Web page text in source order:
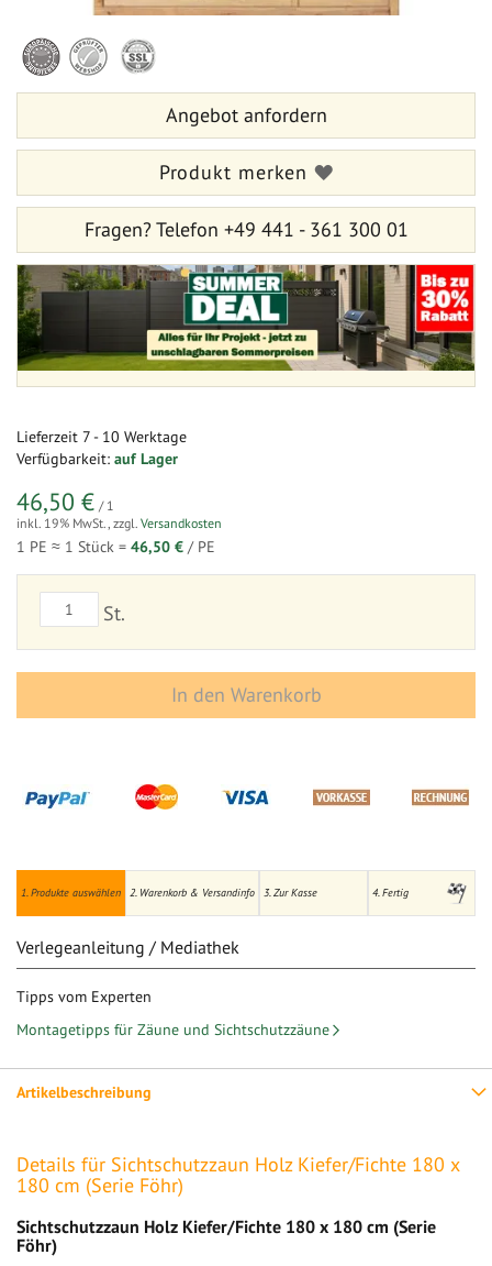
1. Produkte auswählen 2. Warenkorb & Versandinfo 3. Zur Kasse 4. Fertig
Lieferzeit 7 - 10 Werktage
Verfügbarkeit: auf Lager
46,50 € / 1
inkl. 19% MwSt. zzgl. Versandkosten
1 PE ≈ 1 Stück = 46,50 € / PE
St.
In den Warenkorb
Anfang
der
Bildergalerie
Angebot anfordern
Produkt merken
Fragen?Telefon +49 441 - 361 300 01
Artikelbeschreibung
Details für Sichtschutzzaun Holz Kiefer/Fichte 180 x
180 cm (Serie Föhr)
Sichtschutzzaun Holz Kiefer/Fichte 180 x 180 cm (Serie
Föhr)
Verlegeanleitung / Mediathek
Tipps vom Experten
Montagetipps für Zäune und Sichtschutzzäune